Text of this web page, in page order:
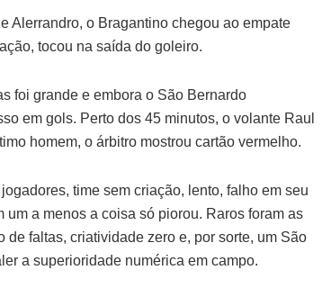
Alerrandro, o Bragantino chegou ao empate
tocou na saída do goleiro.
foi grande e embora o São Bernardo
em gols. Perto dos 45 minutos, o volante Raul
homem, o árbitro mostrou cartão vermelho.
time sem criação, lento, falho em seu
um a menos a coisa só piorou. Raros foram as
faltas, criatividade zero e, por sorte, um São
a superioridade numérica em campo.